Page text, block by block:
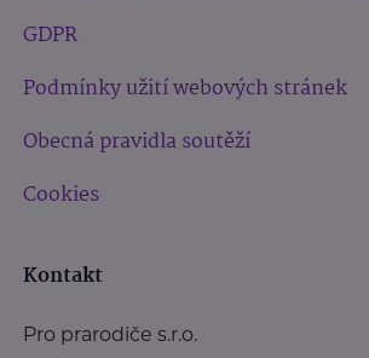
GDPR
Podmínky užití webových stránek
Obecná pravidla soutěží
Cookies
Kontakt
Pro prarodiče s.r.o.